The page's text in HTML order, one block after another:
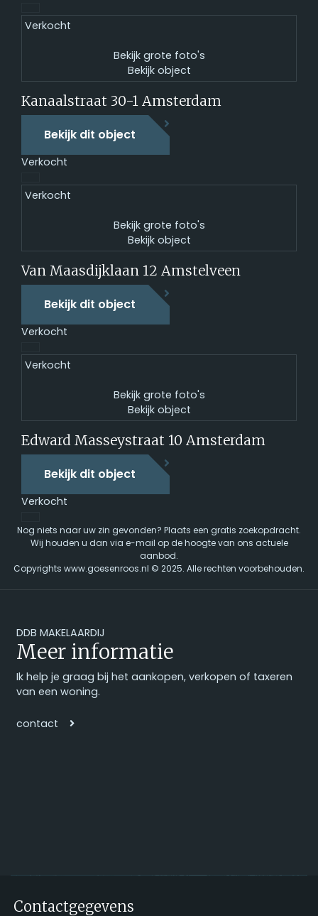
Verkocht
Bekijk grote foto's
Bekijk object
Kanaalstraat 30-1 Amsterdam
Bekijk dit object
Verkocht
Verkocht
Bekijk grote foto's
Bekijk object
Van Maasdijklaan 12 Amstelveen
Bekijk dit object
Verkocht
Verkocht
Bekijk grote foto's
Bekijk object
Edward Masseystraat 10 Amsterdam
Bekijk dit object
Verkocht
Nog niets naar uw zin gevonden? Plaats een gratis zoekopdracht.
Wij houden u dan via e-mail op de hoogte van ons actuele
aanbod.
Copyrights www.goesenroos.nl © 2025. Alle rechten voorbehouden.
DDB MAKELAARDIJ
Meer informatie
Ik help je graag bij het aankopen, verkopen of taxeren
van een woning.
contact
Contactgegevens